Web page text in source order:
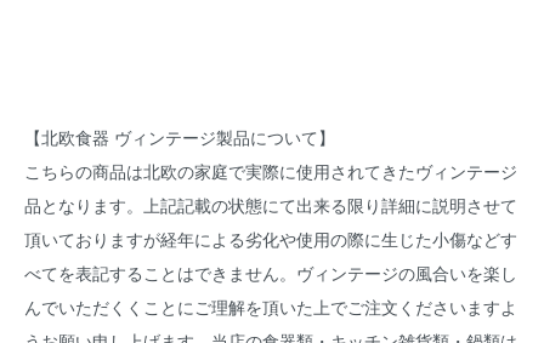
【北欧食器 ヴィンテージ製品について】
こちらの商品は北欧の家庭で実際に使用されてきたヴィンテージ
品となります。上記記載の状態にて出来る限り詳細に説明させて
頂いておりますが経年による劣化や使用の際に生じた小傷などす
べてを表記することはできません。ヴィンテージの風合いを楽し
んでいただくくことにご理解を頂いた上でご注文くださいますよ